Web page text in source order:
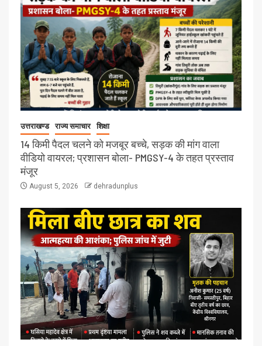
उत्तराखण्ड राज्य समाचार शिक्षा
14 किमी पैदल चलने को मजबूर बच्चे, सड़क की मांग वाला
वीडियो वायरल; प्रशासन बोला- PMGSY-4 के तहत प्रस्ताव
मंजूर
August 5, 2026 dehradunplus